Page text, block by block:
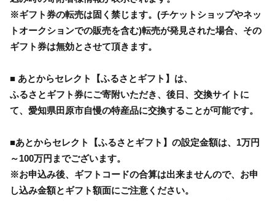
※ギフト券の転売は固く禁じます。(チケットショップやネッ
トオークションでの販売を含む)転売が発見された場合、その
ギフト券は無効とさせて頂きます。
■ あとからセレクト【ふるさとギフト】は、
ふるさとギフト券にご寄附いただき、後日、交換サイトに
て、愛知県田原市自慢の特産品に交換することが可能です。
■あとからセレクト【ふるさとギフト】の設定金額は、1万円
～100万円までございます。
※お申込み後、ギフトコードの合算は出来ませんので、お申
し込み金額とギフト額面にご注意ください。